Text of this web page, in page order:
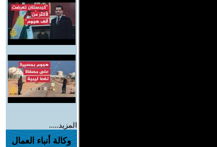
المزيد.....
وكالة أنباء العمال